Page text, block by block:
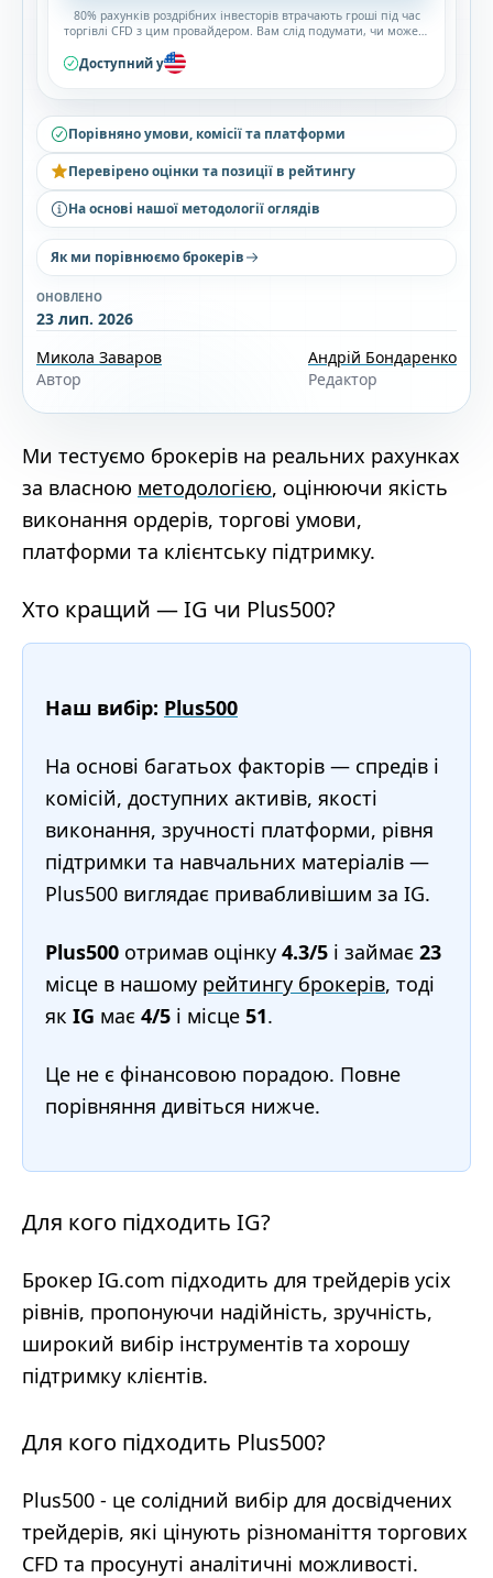
80% рахунків роздрібних інвесторів втрачають гроші під час
торгівлі CFD з цим провайдером. Вам слід подумати, чи можете
Доступний у
Порівняно умови, комісії та платформи
Перевірено оцінки та позиції в рейтингу
На основі нашої методології оглядів
Як ми порівнюємо брокерів
ОНОВЛЕНО
23 лип. 2026
Микола Заваров
Автор
Андрій Бондаренко
Редактор
Ми тестуємо брокерів на реальних рахунках
за власною методологією, оцінюючи якість
виконання ордерів, торгові умови,
платформи та клієнтську підтримку.
Хто кращий — IG чи Plus500?
Наш вибір: Plus500
На основі багатьох факторів — спредів і
комісій, доступних активів, якості
виконання, зручності платформи, рівня
підтримки та навчальних матеріалів —
Plus500 виглядає привабливішим за IG.
Plus500 отримав оцінку 4.3/5 і займає 23
місце в нашому рейтингу брокерів, тоді
як IG має 4/5 і місце 51.
Це не є фінансовою порадою. Повне
порівняння дивіться нижче.
Для кого підходить IG?
Брокер IG.com підходить для трейдерів усіх
рівнів, пропонуючи надійність, зручність,
широкий вибір інструментів та хорошу
підтримку клієнтів.
Для кого підходить Plus500?
Plus500 - це солідний вибір для досвідчених
трейдерів, які цінують різноманіття торгових
CFD та просунуті аналітичні можливості.